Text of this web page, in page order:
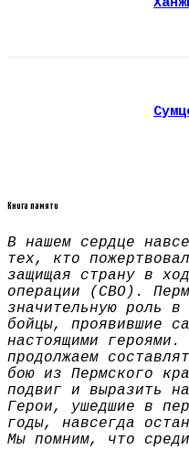
Книга памяти
В нашем сердце
тех, кто
защищая страну в
операции (СВО).
значительную роль
бойцы, проявившие
настоящими
продолжаем
бою из Пермского
подвиг и выразить
Герои, ушедшие в
годы, навсегда
Мы помним, что